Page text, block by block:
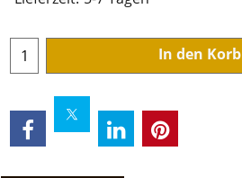
In den Korb